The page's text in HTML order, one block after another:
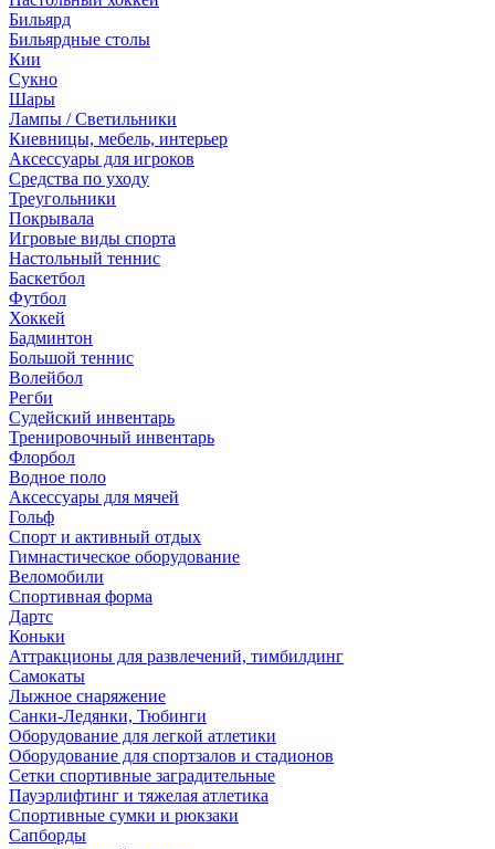
Бильярд
Бильярдные столы
Кии
Сукно
Шары
Лампы / Светильники
Киевницы, мебель, интерьер
Аксессуары для игроков
Средства по уходу
Треугольники
Покрывала
Игровые виды спорта
Настольный теннис
Баскетбол
Футбол
Хоккей
Бадминтон
Большой теннис
Волейбол
Регби
Судейский инвентарь
Тренировочный инвентарь
Флорбол
Водное поло
Аксессуары для мячей
Гольф
Спорт и активный отдых
Гимнастическое оборудование
Веломобили
Спортивная форма
Дартс
Коньки
Аттракционы для развлечений, тимбилдинг
Самокаты
Лыжное снаряжение
Санки-Ледянки, Тюбинги
Оборудование для легкой атлетики
Оборудование для спортзалов и стадионов
Сетки спортивные заградительные
Пауэрлифтинг и тяжелая атлетика
Спортивные сумки и рюкзаки
Сапборды